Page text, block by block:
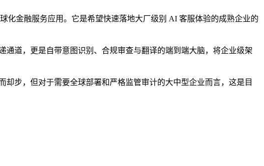
化金融服务应用。它是希望快速落地大厂级别 AI 客服体验的成熟企业的
通道，更是自带意图识别、合规审查与翻译的端到端大脑，将企业级架
步，但对于需要全球部署和严格监管审计的大中型企业而言，这是目